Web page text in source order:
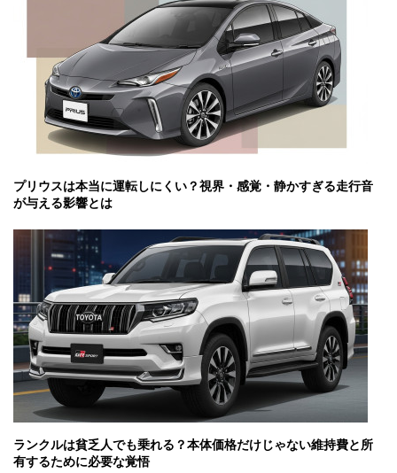
プリウスは本当に運転しにくい？視界・感覚・静かすぎる走行音
が与える影響とは
ランクルは貧乏人でも乗れる？本体価格だけじゃない維持費と所
有するために必要な覚悟